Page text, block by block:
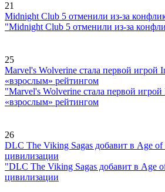
21
Midnight Club 5 отменили из-за
"Midnight Club 5 отменили из-за
25
Marvel's Wolverine стала первой игрой
«взрослым» рейтингом
"Marvel's Wolverine стала первой игрой
«взрослым» рейтингом
26
DLC The Viking Sagas добавит в Age of
цивилизации
"DLC The Viking Sagas добавит в Age
цивилизации